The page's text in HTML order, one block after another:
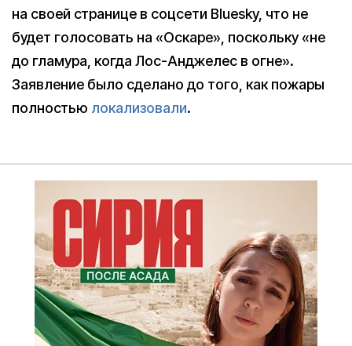
на своей странице в соцсети Bluesky, что не
будет голосовать на «Оскаре», поскольку «не
до гламура, когда Лос-Анджелес в огне».
Заявление было сделано до того, как пожары
полностью локализовали.